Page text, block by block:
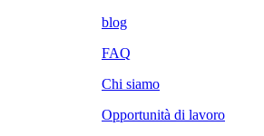
blog
FAQ
Chi siamo
Opportunità di lavoro